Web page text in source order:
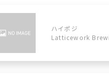
ハイポジ
Latticework